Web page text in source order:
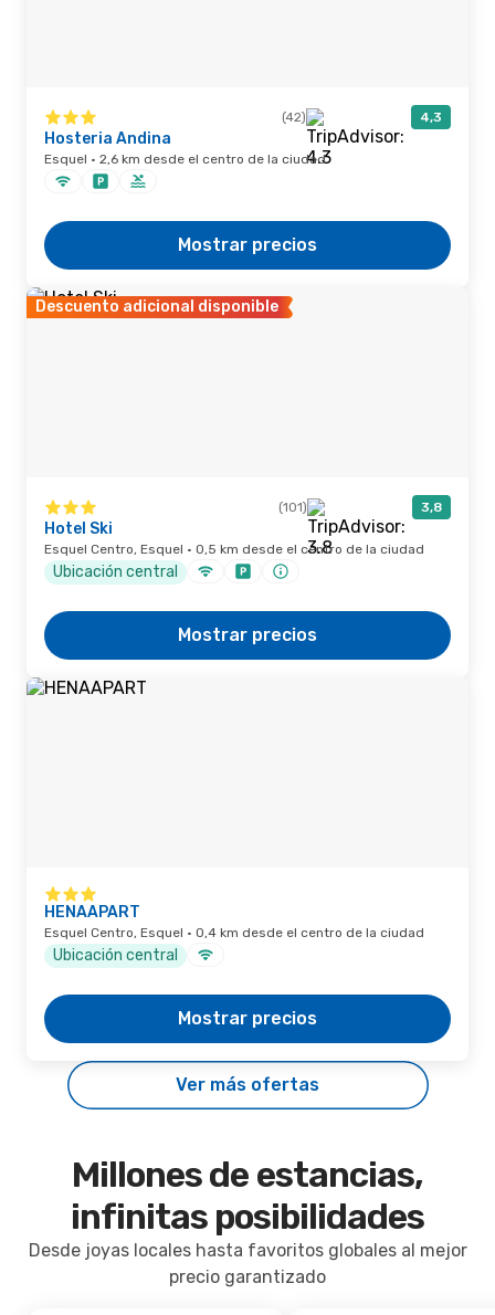
(42) 4,3
Hosteria Andina
Esquel · 2,6 km desde el centro de la ciudad
Mostrar precios
Descuento adicional disponible
(101) 3,8
Hotel Ski
Esquel Centro, Esquel · 0,5 km desde el centro de la ciudad
Ubicación central
Mostrar precios
HENAAPART
Esquel Centro, Esquel · 0,4 km desde el centro de la ciudad
Ubicación central
Mostrar precios
Ver más ofertas
Millones de estancias,
infinitas posibilidades
Desde joyas locales hasta favoritos globales al mejor
precio garantizado